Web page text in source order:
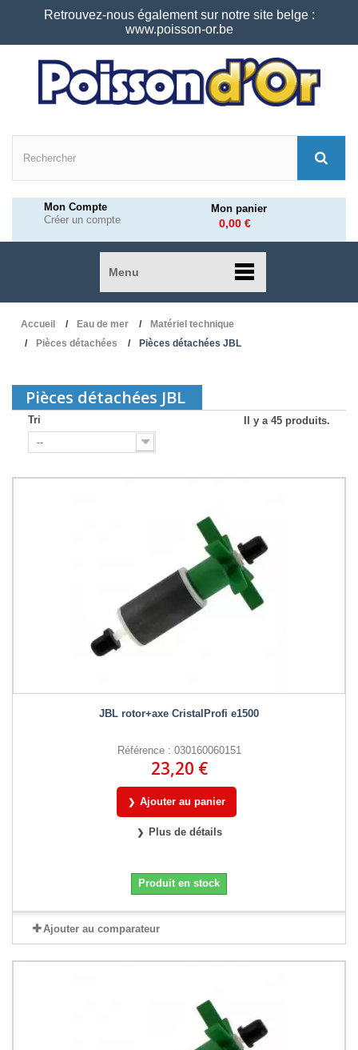
Retrouvez-nous également sur notre site belge :
www.poisson-or.be
Mon Compte
Créer un compte
Mon panier
0,00 €
Menu
Accueil Eau de mer
Matériel technique
Pièces détachées
Pièces détachées JBL
Pièces détachées JBL
Tri
--
Il y a 45 produits.
JBL rotor+axe CristalProfi e1500
Référence : 030160060151
23,20 €
Ajouter au panier
Plus de détails
Produit en stock
Ajouter au comparateur